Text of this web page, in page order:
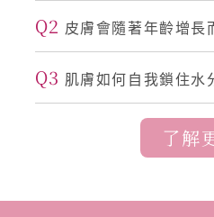
Q2 皮膚會隨著年齡增長
Q3 肌膚如何自我鎖住水
了解